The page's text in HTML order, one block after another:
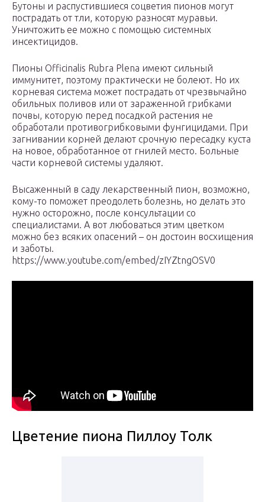
Бутоны и распустившиеся соцветия пионов могут
пострадать от тли, которую разносят муравьи.
Уничтожить ее можно с помощью системных
инсектицидов.
Пионы Officinalis Rubra Plena имеют сильный
иммунитет, поэтому практически не болеют. Но их
корневая система может пострадать от чрезвычайно
обильных поливов или от зараженной грибками
почвы, которую перед посадкой растения не
обработали противогрибковыми фунгицидами. При
загнивании корней делают срочную пересадку куста
на новое, обработанное от гнилей место. Больные
части корневой системы удаляют.
Высаженный в саду лекарственный пион, возможно,
кому-то поможет преодолеть болезнь, но делать это
нужно осторожно, после консультации со
специалистами. А вот любоваться этим цветком
можно без всяких опасений – он достоин восхищения
и заботы.
https://www.youtube.com/embed/zIYZtngOSV0
Цветение пиона Пиллоу Толк